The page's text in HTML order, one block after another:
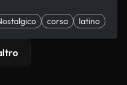
corsa latino